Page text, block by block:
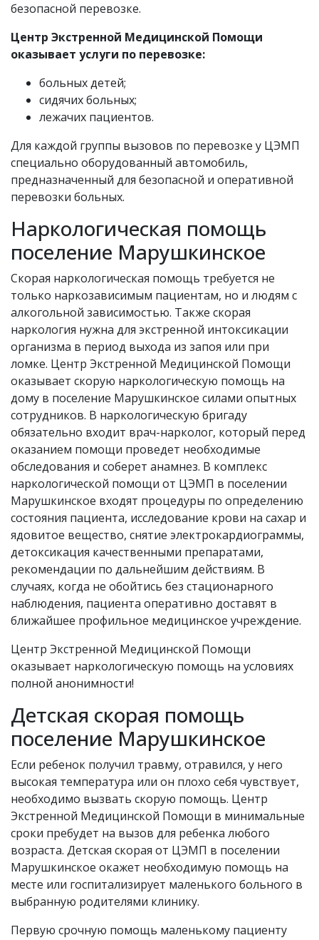
безопасной перевозке.
Центр Экстренной Медицинской Помощи
оказывает услуги по перевозке:
больных детей;
сидячих больных;
лежачих пациентов.
Для каждой группы вызовов по перевозке у ЦЭМП
специально оборудованный автомобиль,
предназначенный для безопасной и оперативной
перевозки больных.
Наркологическая помощь
поселение Марушкинское
Скорая наркологическая помощь требуется не
только наркозависимым пациентам, но и людям с
алкогольной зависимостью. Также скорая
наркология нужна для экстренной интоксикации
организма в период выхода из запоя или при
ломке. Центр Экстренной Медицинской Помощи
оказывает скорую наркологическую помощь на
дому в поселение Марушкинское силами опытных
сотрудников. В наркологическую бригаду
обязательно входит врач-нарколог, который перед
оказанием помощи проведет необходимые
обследования и соберет анамнез. В комплекс
наркологической помощи от ЦЭМП в поселении
Марушкинское входят процедуры по определению
состояния пациента, исследование крови на сахар и
ядовитое вещество, снятие электрокардиограммы,
детоксикация качественными препаратами,
рекомендации по дальнейшим действиям. В
случаях, когда не обойтись без стационарного
наблюдения, пациента оперативно доставят в
ближайшее профильное медицинское учреждение.
Центр Экстренной Медицинской Помощи
оказывает наркологическую помощь на условиях
полной анонимности!
Детская скорая помощь
поселение Марушкинское
Если ребенок получил травму, отравился, у него
высокая температура или он плохо себя чувствует,
необходимо вызвать скорую помощь. Центр
Экстренной Медицинской Помощи в минимальные
сроки пребудет на вызов для ребенка любого
возраста. Детская скорая от ЦЭМП в поселении
Марушкинское окажет необходимую помощь на
месте или госпитализирует маленького больного в
выбранную родителями клинику.
Первую срочную помощь маленькому пациенту